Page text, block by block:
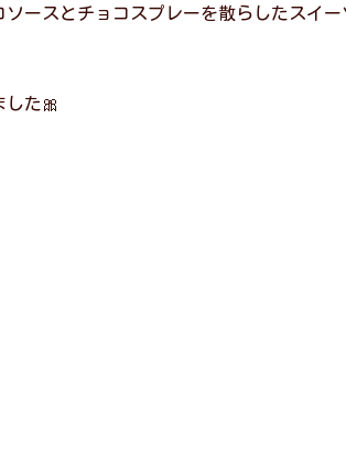
ースとチョコスプレーを散らしたスイ
た🎀